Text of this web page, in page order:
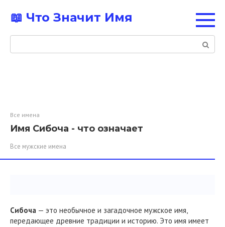
контенту
📖 Что Значит Имя
Поиск:
Все имена
Имя Сибоча - что означает
Все мужские имена
Сибоча — это необычное и загадочное мужское имя,
передающее древние традиции и историю. Это имя имеет